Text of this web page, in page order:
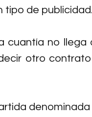
tipo de publicidad.
cuantía no llega
otro contrato
denominada